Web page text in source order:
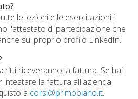
le lezioni e le esercitazioni i
l'attestato di partecipazione che
sul proprio profilo LinkedIn.
riceveranno la fattura. Se hai
intestare la fattura all'azienda
a corsi@primopiano.it.